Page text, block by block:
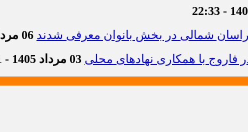
شمالی در بخش بانوان معرفی شدند 06 مرداد 1405 - 12:23
با همکاری نهادهای محلی 03 مرداد 1405 - 13:21